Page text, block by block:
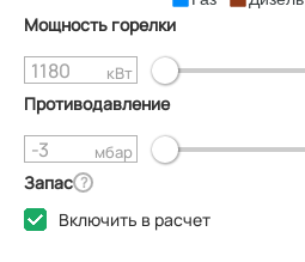
Мощность горелки
кВт
Противодавление
мбар
Запас ?
Включить в расчет